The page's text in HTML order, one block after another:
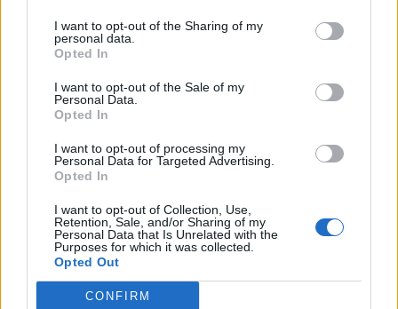
I want to opt-out of the Sharing of my
personal data.
Opted In
I want to opt-out of the Sale of my
Personal Data.
Opted In
I want to opt-out of processing my
Personal Data for Targeted Advertising.
Opted In
I want to opt-out of Collection, Use,
Retention, Sale, and/or Sharing of my
Personal Data that Is Unrelated with the
Purposes for which it was collected.
Opted Out
CONFIRM
Lietuva
Premjeras: nėra
indikacijų, kad reikia
mažinti dyzelino akcizą –
kaina turi viršyti 2,2 euro
už litrą (2)
Lietuva
ramina visuomenę dėl
galimų Rusijos planų:
papildomai baimintis